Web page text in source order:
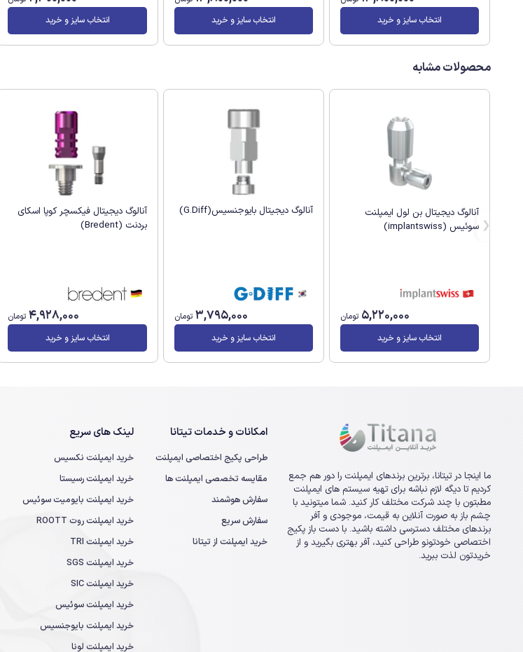
انتخاب سایز و خرید انتخاب سایز و خرید انتخاب سایز و خرید
محصولات مشابه
آنالوگ دیجیتال بن لول ایمپلنت
سوئیس (implantswiss)
5,220,000 تومان
انتخاب سایز و خرید
آنالوگ دیجیتال بایوجنسیس(G.Diff)
3,795,000 تومان
انتخاب سایز و خرید
آنالوگ دیجیتال فیکسچر کوپا اسکای
بردنت (Bredent)
4,928,000 تومان
انتخاب سایز و خرید
ما اینجا در تیتانا، برترین برندهای ایمپلنت را دور هم جمع
کردیم تا دیگه لازم نباشه برای تهیه سیستم های ایمپلنت
مطبتون با چند شرکت مختلف کار کنید. شما میتونید با
چشم باز به صورت آنلاین به قیمت، موجودی و آفر
برندهای مختلف دسترسی داشته باشید. با دست باز پکیج
اختصاصی خودتونو طراحی کنید، آفر بهتری بگیرید و از
خریدتون لذت ببرید.
امکانات و خدمات تیتانا
طراحی پکیج اختصاصی ایمپلنت
مقایسه تخصصی ایمپلنت ها
سفارش هوشمند
سفارش سریع
خرید ایمپلنت از تیتانا
لینک های سریع
خرید ایمپلنت نکسیس
خرید ایمپلنت رسیستا
خرید ایمپلنت بایومیت سوئیس
خرید ایمپلنت روت ROOTT
خرید ایمپلنت TRI
خرید ایمپلنت SGS
خرید ایمپلنت SIC
خرید ایمپلنت سوئیس
خرید ایمپلنت بایوجنسیس
خرید ایمپلنت لونا